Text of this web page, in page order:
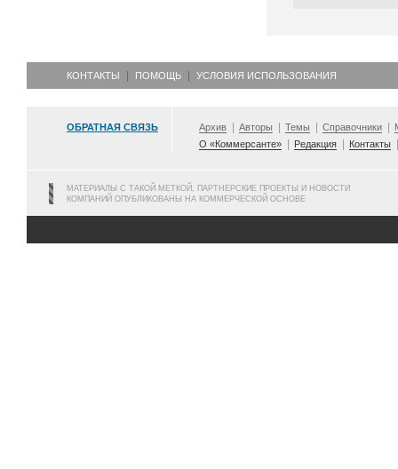
КОНТАКТЫ ПОМОЩЬ УСЛОВИЯ ИСПОЛЬЗОВАНИЯ
ОБРАТНАЯ СВЯЗЬ Архив Авторы Темы Справочники
О «Коммерсанте»
Редакция Контакты
МАТЕРИАЛЫ С ТАКОЙ МЕТКОЙ, ПАРТНЕРСКИЕ ПРОЕКТЫ И НОВОСТИ
КОМПАНИЙ ОПУБЛИКОВАНЫ НА КОММЕРЧЕСКОЙ ОСНОВЕ